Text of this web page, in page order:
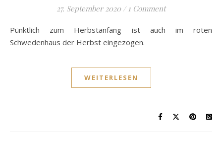
27. September 2020 / 1 Comment
Pünktlich zum Herbstanfang ist auch im roten
Schwedenhaus der Herbst eingezogen.
WEITERLESEN